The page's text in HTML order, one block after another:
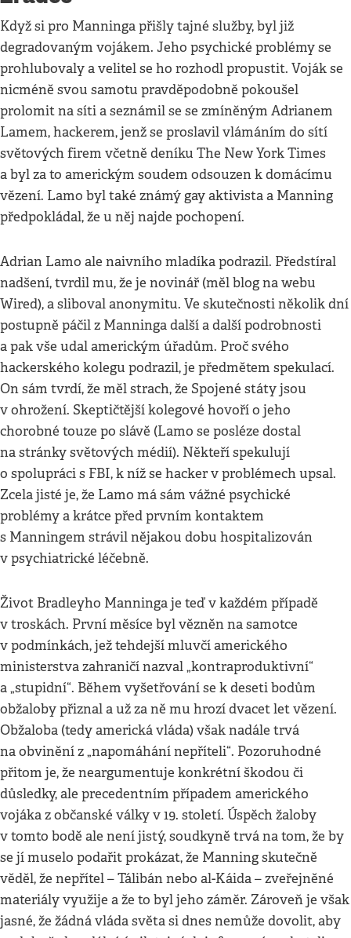
Když si pro Manninga přišly tajné služby, byl již
degradovaným vojákem. Jeho psychické problémy se
prohlubovaly a velitel se ho rozhodl propustit. Voják se
nicméně svou samotu pravděpodobně pokoušel
prolomit na síti a seznámil se se zmíněným Adrianem
Lamem, hackerem, jenž se proslavil vlámáním do sítí
světových firem včetně deníku The New York Times
a byl za to americkým soudem odsouzen k domácímu
vězení. Lamo byl také známý gay aktivista a Manning
předpokládal, že u něj najde pochopení.
Adrian Lamo ale naivního mladíka podrazil. Předstíral
nadšení, tvrdil mu, že je novinář (měl blog na webu
Wired), a sliboval anonymitu. Ve skutečnosti několik dní
postupně páčil z Manninga další a další podrobnosti
a pak vše udal americkým úřadům. Proč svého
hackerského kolegu podrazil, je předmětem spekulací.
On sám tvrdí, že měl strach, že Spojené státy jsou
v ohrožení. Skeptičtější kolegové hovoří o jeho
chorobné touze po slávě (Lamo se posléze dostal
na stránky světových médií). Někteří spekulují
o spolupráci s FBI, k níž se hacker v problémech upsal.
Zcela jisté je, že Lamo má sám vážné psychické
problémy a krátce před prvním kontaktem
s Manningem strávil nějakou dobu hospitalizován
v psychiatrické léčebně.
Život Bradleyho Manninga je teď v každém případě
v troskách. První měsíce byl vězněn na samotce
v podmínkách, jež tehdejší mluvčí amerického
ministerstva zahraničí nazval „kontraproduktivní“
a „stupidní“. Během vyšetřování se k deseti bodům
obžaloby přiznal a už za ně mu hrozí dvacet let vězení.
Obžaloba (tedy americká vláda) však nadále trvá
na obvinění z „napomáhání nepříteli“. Pozoruhodné
přitom je, že neargumentuje konkrétní škodou či
důsledky, ale precedentním případem amerického
vojáka z občanské války v 19. století. Úspěch žaloby
v tomto bodě ale není jistý, soudkyně trvá na tom, že by
se jí muselo podařit prokázat, že Manning skutečně
věděl, že nepřítel – Tálibán nebo al-Káida – zveřejněné
materiály využije a že to byl jeho záměr. Zároveň je však
jasné, že žádná vláda světa si dnes nemůže dovolit, aby